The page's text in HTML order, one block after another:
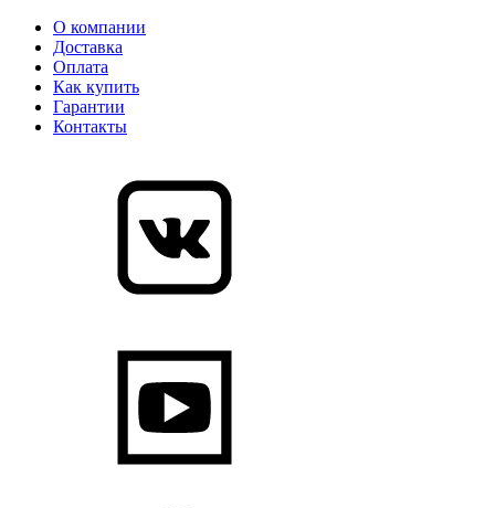
О компании
Доставка
Оплата
Как купить
Гарантии
Контакты